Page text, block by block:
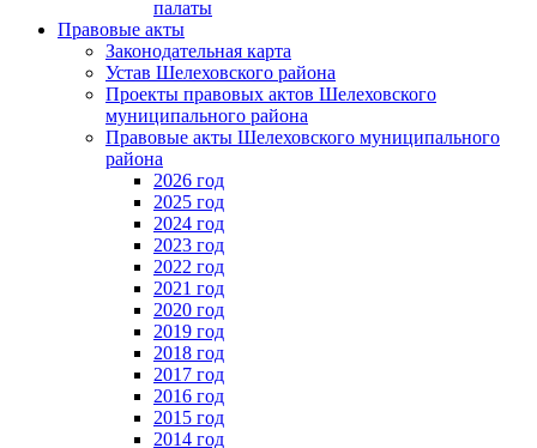
палаты
Правовые акты
Законодательная карта
Устав Шелеховского района
Проекты правовых актов Шелеховского
муниципального района
Правовые акты Шелеховского муниципального
района
2026 год
2025 год
2024 год
2023 год
2022 год
2021 год
2020 год
2019 год
2018 год
2017 год
2016 год
2015 год
2014 год